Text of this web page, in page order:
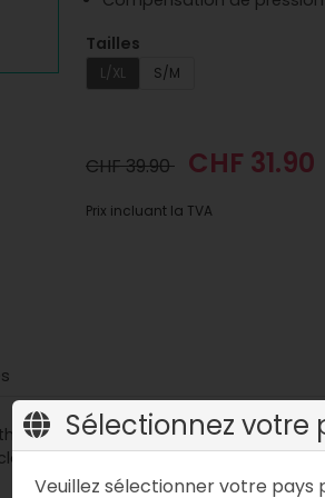
Tailles
L/XL S/M
CHF 39.90 CHF 31.90
Prix incluant la TVA
associe le confort d’un masque de
lors du snorkeling et des courtes
Sélectionnez votre
Veuillez sélectionner votre pays